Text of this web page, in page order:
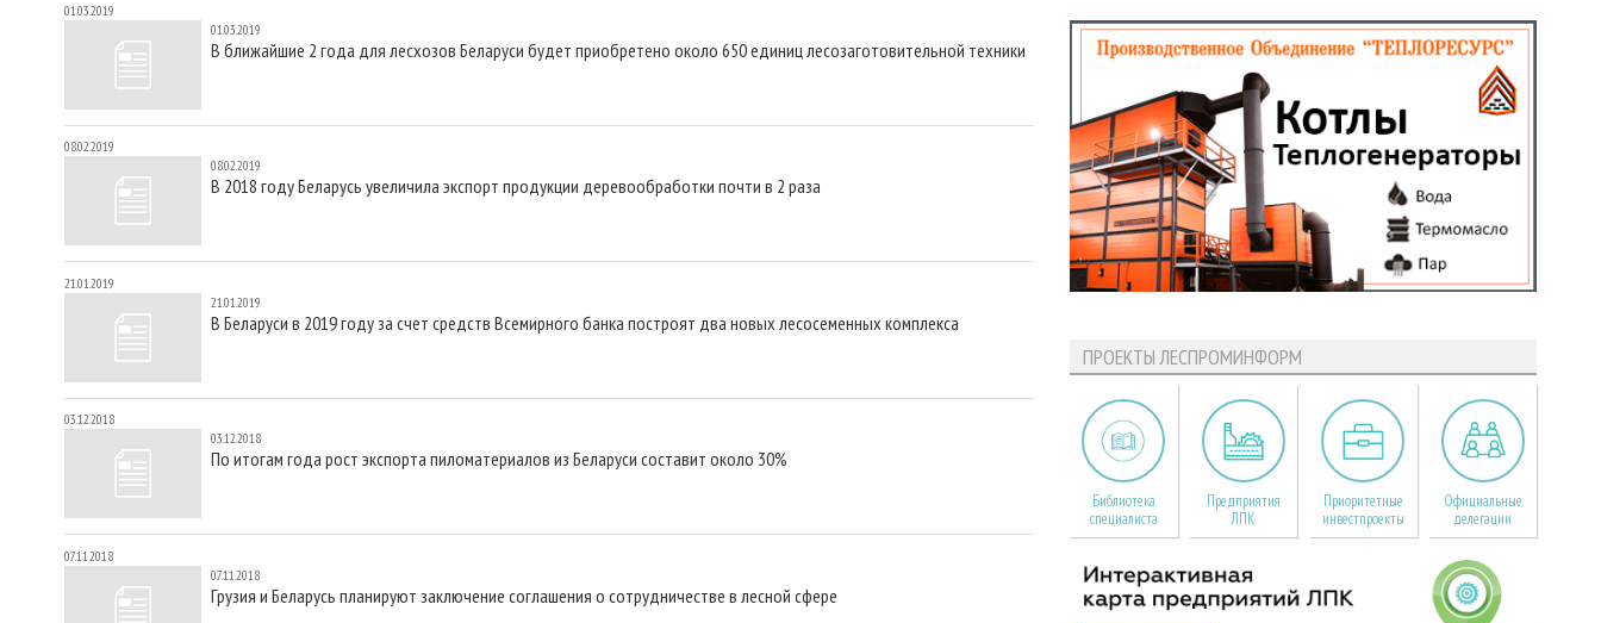
01.03.2019
01.03.2019
В ближайшие 2 года для лесхозов Беларуси будет приобретено около 650 единиц лесозаготовительной техники
08.02.2019
08.02.2019
В 2018 году Беларусь увеличила экспорт продукции деревообработки почти в 2 раза
21.01.2019
21.01.2019
В Беларуси в 2019 году за счет средств Всемирного банка построят два новых лесосеменных комплекса
03.12.2018
03.12.2018
По итогам года рост экспорта пиломатериалов из Беларуси составит около 30%
07.11.2018
07.11.2018
Грузия и Беларусь планируют заключение соглашения о сотрудничестве в лесной сфере
ПРОЕКТЫ ЛЕСПРОМИНФОРМ
Библиотека
специалиста
Предприятия
ЛПК
Приоритетные
инвестпроекты
Официальные
делегации